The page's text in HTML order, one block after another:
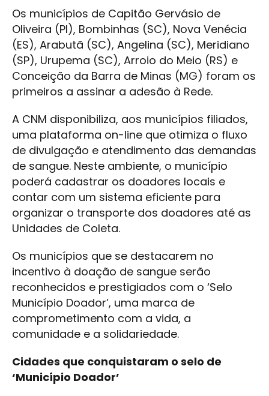
Os municípios de Capitão Gervásio de
Oliveira (PI), Bombinhas (SC), Nova Venécia
(ES), Arabutã (SC), Angelina (SC), Meridiano
(SP), Urupema (SC), Arroio do Meio (RS) e
Conceição da Barra de Minas (MG) foram os
primeiros a assinar a adesão à Rede.
A CNM disponibiliza, aos municípios filiados,
uma plataforma on-line que otimiza o fluxo
de divulgação e atendimento das demandas
de sangue. Neste ambiente, o município
poderá cadastrar os doadores locais e
contar com um sistema eficiente para
organizar o transporte dos doadores até as
Unidades de Coleta.
Os municípios que se destacarem no
incentivo à doação de sangue serão
reconhecidos e prestigiados com o ‘Selo
Município Doador’, uma marca de
comprometimento com a vida, a
comunidade e a solidariedade.
Cidades que conquistaram o selo de
‘Município Doador’